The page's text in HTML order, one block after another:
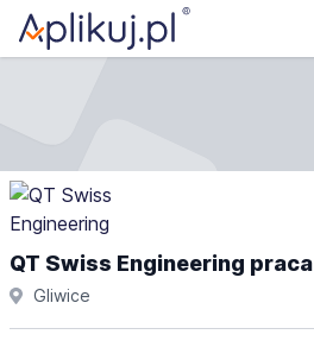
QT Swiss Engineering praca
Gliwice